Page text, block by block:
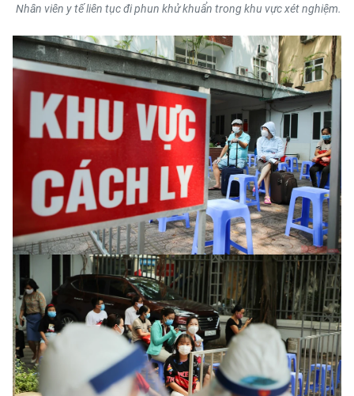
Nhân viên y tế liên tục đi phun khử khuẩn trong khu vực xét nghiệm.